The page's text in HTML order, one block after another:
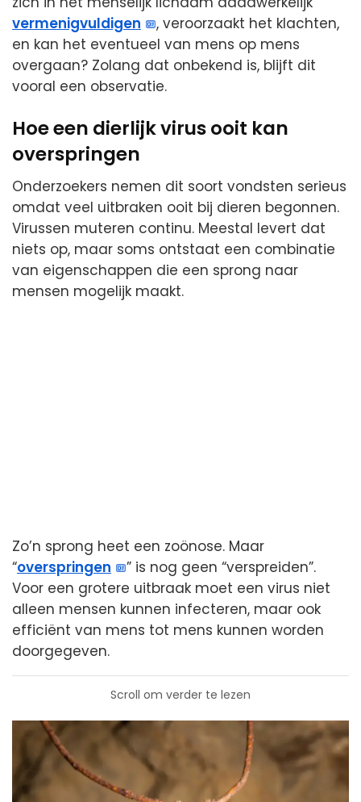
vermenigvuldigen
, veroorzaakt het klachten,
en kan het eventueel van mens op mens
overgaan? Zolang dat onbekend is, blijft dit
vooral een observatie.
Hoe een dierlijk virus ooit kan
overspringen
Onderzoekers nemen dit soort vondsten serieus
omdat veel uitbraken ooit bij dieren begonnen.
Virussen muteren continu. Meestal levert dat
niets op, maar soms ontstaat een combinatie
van eigenschappen die een sprong naar
mensen mogelijk maakt.
Zo’n sprong heet een zoönose. Maar
“overspringen
” is nog geen “verspreiden”.
Voor een grotere uitbraak moet een virus niet
alleen mensen kunnen infecteren, maar ook
efficiënt van mens tot mens kunnen worden
doorgegeven.
Scroll om verder te lezen